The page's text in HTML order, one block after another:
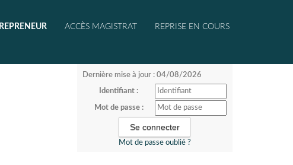
ACCÈS MAGISTRAT REPRISE EN COURS
Dernière mise à jour : 04/08/2026
Identifiant :
Mot de passe :
Mot de passe oublié ?